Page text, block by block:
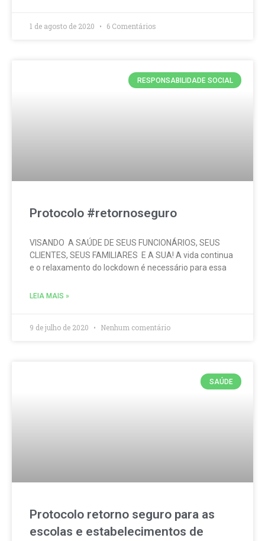
1 de agosto de 2020 6 Comentários
RESPONSABILIDADE SOCIAL
Protocolo #retornoseguro
VISANDO A SAÚDE DE SEUS FUNCIONÁRIOS, SEUS
CLIENTES, SEUS FAMILIARES E A SUA! A vida continua
e o relaxamento do lockdown é necessário para essa
LEIA MAIS »
9 de julho de 2020 Nenhum comentário
SAÚDE
Protocolo retorno seguro para as
escolas e estabelecimentos de